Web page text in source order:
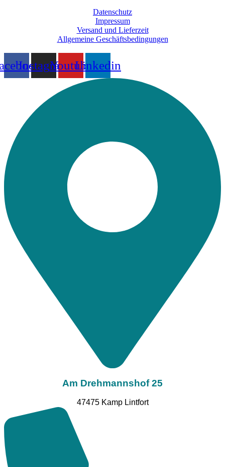
Datenschutz
Impressum
Versand und Lieferzeit
Allgemeine Geschäftsbedingungen
InstagramYoutubeLinkedin
Am Drehmannshof 25
47475 Kamp Lintfort